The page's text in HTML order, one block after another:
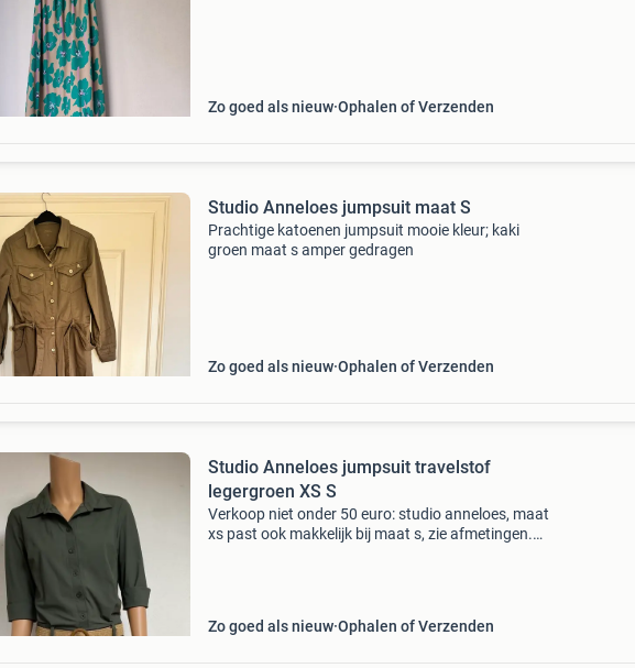
Zo goed als nieuw Ophalen of Verzenden
Studio Anneloes jumpsuit maat S
Prachtige katoenen jumpsuit mooie kleur; kaki
groen maat s amper gedragen
Zo goed als nieuw Ophalen of Verzenden
Studio Anneloes jumpsuit travelstof
legergroen XS S
Verkoop niet onder 50 euro: studio anneloes, maat
xs past ook makkelijk bij maat s, zie afmetingen.
Zo goed als nieuw Ophalen of Verzenden